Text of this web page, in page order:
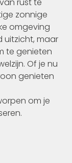
zonnige
omgeving
uitzicht, maar
te genieten
Of je nu
genieten
om je